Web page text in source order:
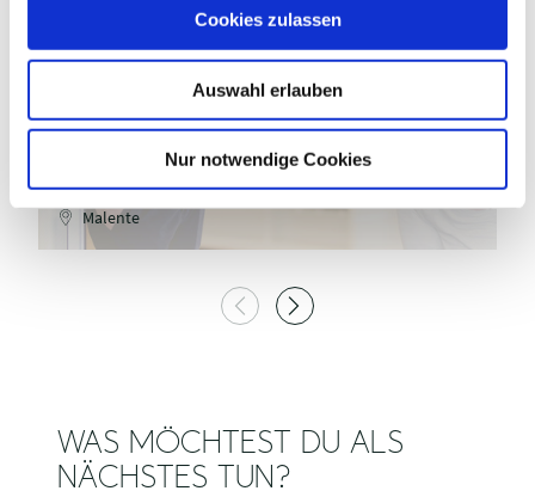
Cookies zulassen
Auswahl erlauben
Nur notwendige Cookies
FRIESEN-APOTHEKE
Malente
WAS MÖCHTEST DU ALS
NÄCHSTES TUN?